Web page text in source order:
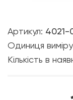
Артикул: 4021-
Одиниця
Кількість в